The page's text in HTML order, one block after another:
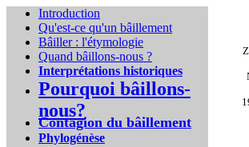
Introduction
Qu'est-ce qu'un bâillement
Bâiller : l'étymologie
Quand bâillons-nous ?
Interprétations historiques
Pourquoi bâillons-
nous?
Contagion du bâillement
Phylogénèse